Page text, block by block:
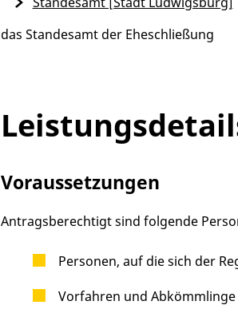
das Standesamt der Eheschließung
Voraussetzungen
Antragsberechtigt sind folgende
Personen, auf die sich der
Vorfahren und